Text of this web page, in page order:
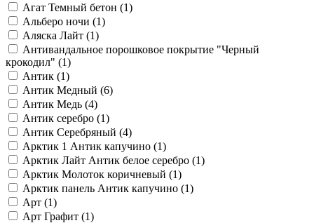
Агат Темный бетон (1)
Альберо ночи (1)
Аляска Лайт (1)
Антивандальное порошковое покрытие "Черный
крокодил" (1)
Антик (1)
Антик Медный (6)
Антик Медь (4)
Антик серебро (1)
Антик Серебряный (4)
Арктик 1 Антик капучино (1)
Арктик Лайт Антик белое серебро (1)
Арктик Молоток коричневый (1)
Арктик панель Антик капучино (1)
Арт (1)
Арт Графит (1)